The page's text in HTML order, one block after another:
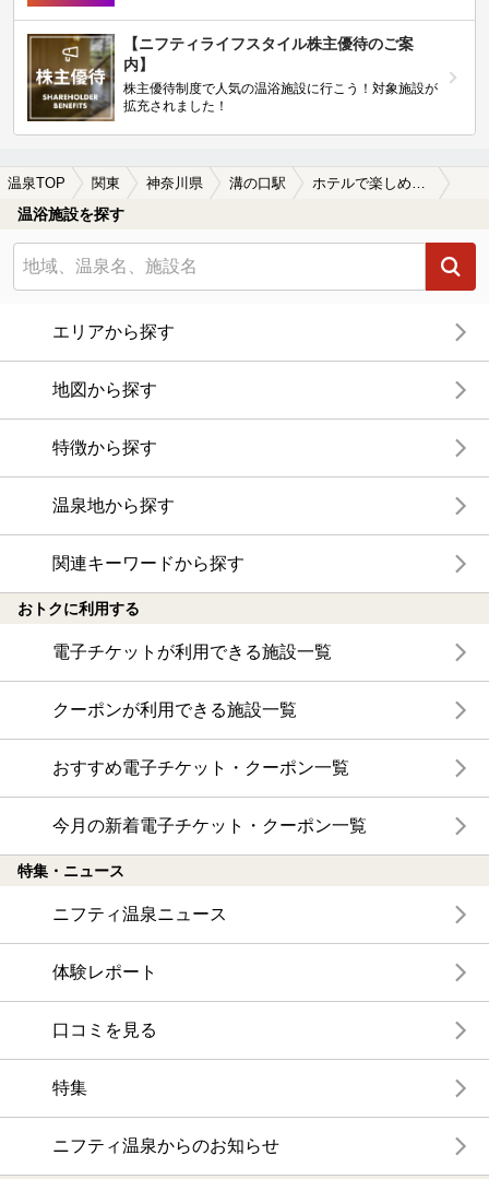
【ニフティライフスタイル株主優待のご案
内】
株主優待制度で人気の温浴施設に行こう！対象施設が
拡充されました！
温泉TOP 関東 神奈川県 溝の口駅 ホテルで楽しめる溝の口駅近くの温泉、日帰り温泉、スーパー銭湯おすすめ
温浴施設を探す
エリアから探す
地図から探す
特徴から探す
温泉地から探す
関連キーワードから探す
おトクに利用する
電子チケットが利用できる施設一覧
クーポンが利用できる施設一覧
おすすめ電子チケット・クーポン一覧
今月の新着電子チケット・クーポン一覧
特集・ニュース
ニフティ温泉ニュース
体験レポート
口コミを見る
特集
ニフティ温泉からのお知らせ